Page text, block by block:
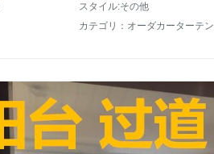
スタイル:その他
カテゴリ：オーダカーターテン